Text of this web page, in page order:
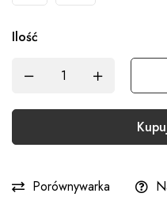
Ilość
Porównywarka